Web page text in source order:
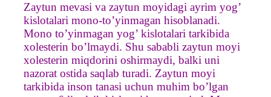
Zaytun mevasi va zaytun moyidagi ayrim yog’
kislotalari mono-to’yinmagan hisoblanadi.
Mono to’yinmagan yog’ kislotalari tarkibida
xolesterin bo’lmaydi. Shu sababli zaytun moyi
xolesterin miqdorini oshirmaydi, balki uni
nazorat ostida saqlab turadi. Zaytun moyi
tarkibida inson tanasi uchun muhim bo’lgan